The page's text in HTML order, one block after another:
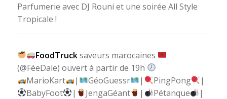
Parfumerie avec DJ Rouni et une soirée All Style
Tropicale !
FoodTrucksaveurs marocaines
(@FéeDale) ouvert à partir de 19h
MarioKart
| GéoGuessr | PingPong
|
BabyFoot
| JengaGéant | Pétanque
|